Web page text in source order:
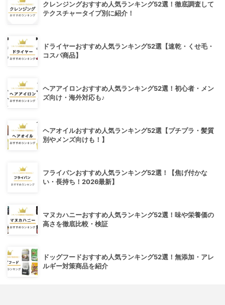
クレンジングおすすめ人気ランキング52選！徹底調査して
テクスチャータイプ別に紹介！
ドライヤーおすすめ人気ランキング52選【速乾・くせ毛・
コスパ商品】
ヘアアイロンおすすめ人気ランキング52選！初心者・メン
ズ向け・海外対応も♪
ヘアオイルおすすめ人気ランキング52選【プチプラ・髪質
別やメンズ向けも！】
フライパンおすすめ人気ランキング52選！【焦げ付かな
い・長持ち！2026最新】
マヌカハニーおすすめ人気ランキング52選！味や栄養価の
高さを徹底比較・検証
ドッグフードおすすめ人気ランキング52選！無添加・アレ
ルギー対策商品を紹介